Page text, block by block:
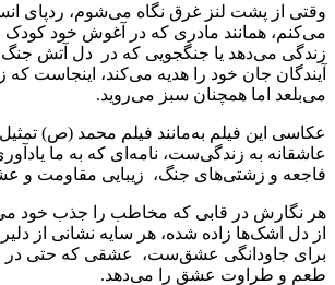
وقتی از پشت لنز غرق نگاه می‌شوم، ردپای
می‌کنم، همانند مادری که در آغوش خود کودک
زندگی می‌دهد یا جنگجویی که در دل آتش
آیندگان جان خود را هدیه می‌کند، اینجاست که
می‌بلعد اما همچنان سبز می‌روید.
عکاسی این فیلم به‌مانند فیلم محمد (ص)
عاشقانه به زندگی‌ست، نامه‌ای که به ما
فاجعه و زشتی‌های جنگ، زیبایی مقاومت و
هر نگارش در قابی که مخاطب را جذب خود
از دل اشک‌ها زاده شده، هر سایه نشانی از
برای جاودانگی عشق‌ست، عشقی که حتی در
طعم و طراوت عشق را می‌دهد.